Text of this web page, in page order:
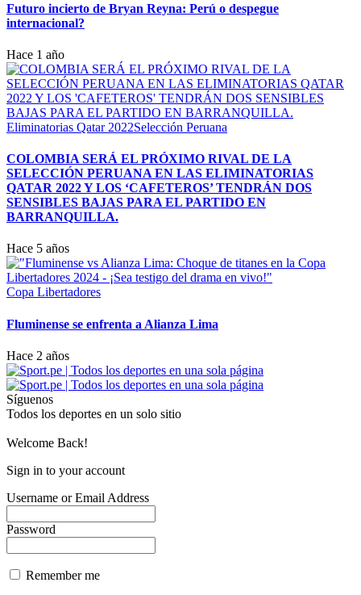
Futuro incierto de Bryan Reyna: Perú o despegue
internacional?
Hace 1 año
Eliminatorias Qatar 2022Selección Peruana
COLOMBIA SERÁ EL PRÓXIMO RIVAL DE LA
SELECCIÓN PERUANA EN LAS ELIMINATORIAS
QATAR 2022 Y LOS ‘CAFETEROS’ TENDRÁN DOS
SENSIBLES BAJAS PARA EL PARTIDO EN
BARRANQUILLA.
Hace 5 años
Copa Libertadores
Fluminense se enfrenta a Alianza Lima
Hace 2 años
Síguenos
Todos los deportes en un solo sitio
Welcome Back!
Sign in to your account
Username or Email Address
Password
Remember me